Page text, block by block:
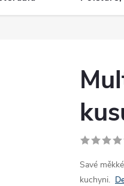
Savé
kuchyni.